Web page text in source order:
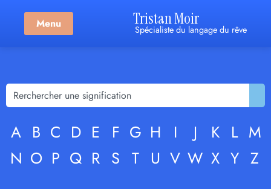
Menu Tristan Moir
Spécialiste du langage du rêve
A B C D E F G H I J K L M
N O P Q R S T U V W X Y Z